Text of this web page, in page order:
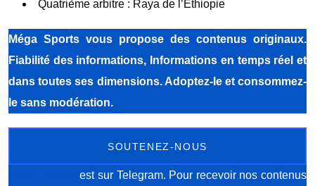
Quatrième arbitre : Raya de l’Éthiopie
Méga Sports vous propose des contenus originaux.
Fiabilité des informations, Informations en temps réel et
dans toutes ses dimensions. Adoptez-le et consommez-
le sans modération.
SOUTENEZ-NOUS
est sur Telegram. Pour recevoir nos contenus